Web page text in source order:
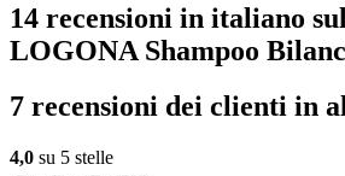
14 recensioni in italiano
LOGONA Shampoo
7 recensioni dei clienti in
4,0 su 5 stelle